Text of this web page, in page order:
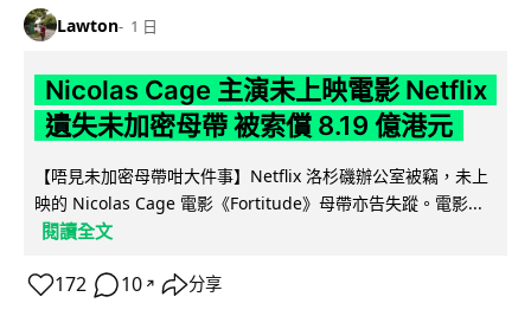
Lawton 1 日
Nicolas Cage 主演未上映電影 Netflix
遺失未加密母帶 被索償 8.19 億港元
【唔見未加密母帶咁大件事】Netflix 洛杉磯辦公室被竊，未上
映的 Nicolas Cage 電影《Fortitude》母帶亦告失蹤。電影...
閱讀全文
172 10 ↗ 分享